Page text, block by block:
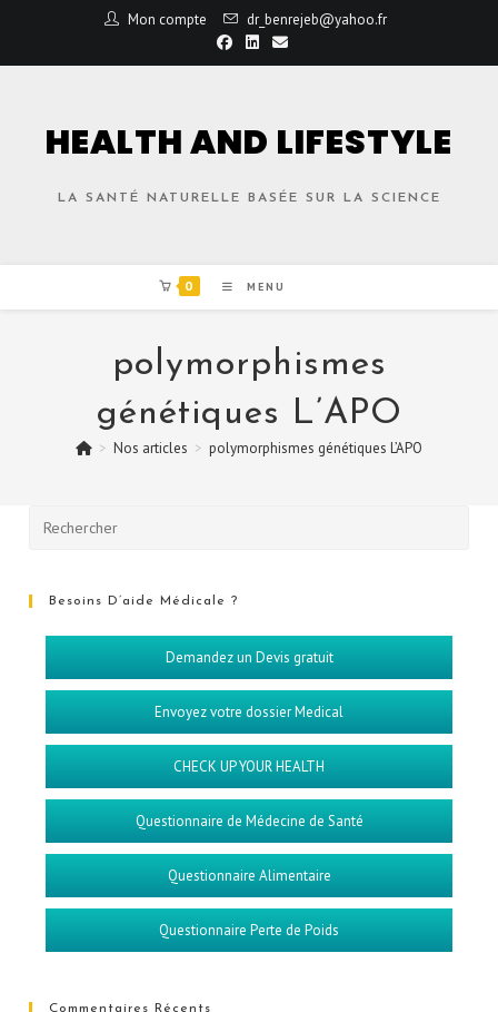
Mon compte dr_benrejeb@yahoo.fr
HEALTH AND LIFESTYLE
LA SANTÉ NATURELLE BASÉE SUR LA SCIENCE
0 MENU
polymorphismes
génétiques L’APO
> Nos articles > polymorphismes génétiques L’APO
Besoins D’aide Médicale ?
Demandez un Devis gratuit
Envoyez votre dossier Medical
CHECK UP YOUR HEALTH
Questionnaire de Médecine de Santé
Questionnaire Alimentaire
Questionnaire Perte de Poids
Commentaires Récents